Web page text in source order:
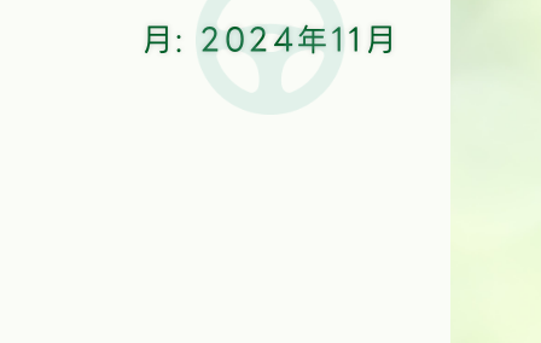
月:2024年11月